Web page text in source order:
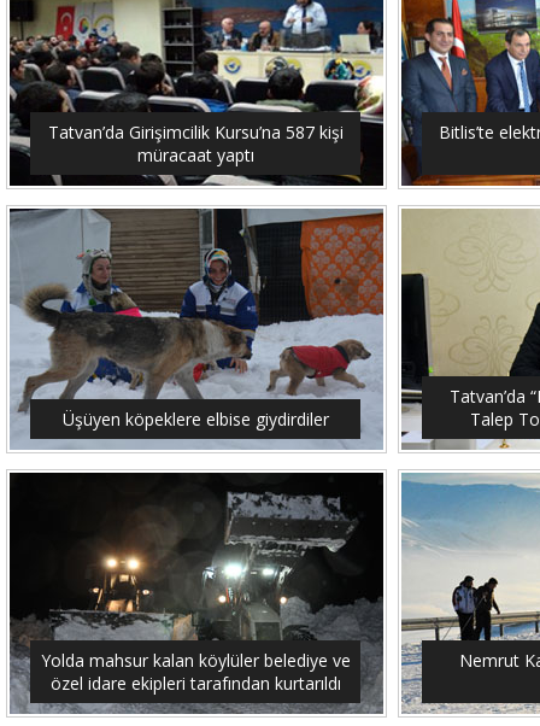
Tatvan’da Girişimcilik Kursu’na 587 kişi
müracaat yaptı
Bitlis’te
Üşüyen köpeklere elbise giydirdiler
Tatvan’da
Talep
Yolda mahsur kalan köylüler belediye ve
özel idare ekipleri tarafından kurtarıldı
Nemrut